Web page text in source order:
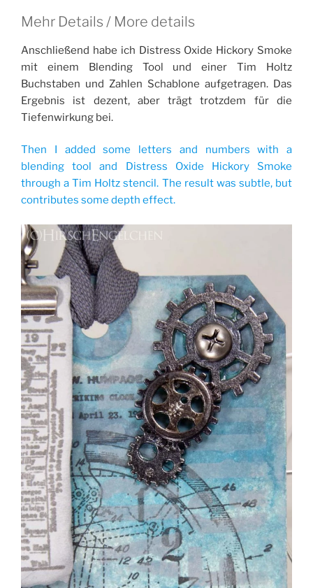
Mehr Details / More details
Anschließend habe ich Distress Oxide Hickory Smoke
mit einem Blending Tool und einer Tim Holtz
Buchstaben und Zahlen Schablone aufgetragen. Das
Ergebnis ist dezent, aber trägt trotzdem für die
Tiefenwirkung bei.
Then I added some letters and numbers with a
blending tool and Distress Oxide Hickory Smoke
through a Tim Holtz stencil. The result was subtle, but
contributes some depth effect.